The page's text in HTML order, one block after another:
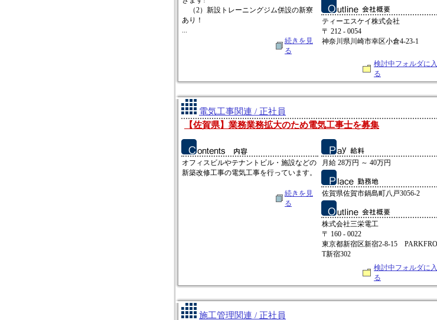
（2）新設トレーニングジム併設の新寮
あり！
...
続きを見
る
ティーエスケイ株式会社
〒 212 - 0054
神奈川県川崎市幸区小倉4-23-1
検討中フォルダに
る
電気工事関連 / 正社員
【佐賀県】業務業務拡大のため電気工事士を募集
オフィスビルやテナントビル・施設などの
新築改修工事の電気工事を行っています。
続きを見
る
月給 28万円 ～ 40万円
佐賀県佐賀市鍋島町八戸3056-2
株式会社三栄電工
〒 160 - 0022
東京都新宿区新宿2-8-15
T新宿302
検討中フォルダに
る
施工管理関連 / 正社員